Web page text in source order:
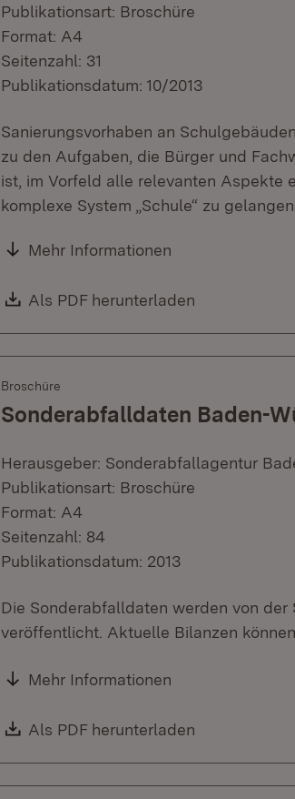
Publikationsart: Broschüre
Format: A4
Seitenzahl: 31
Publikationsdatum: 10/2013
Sanierungsvorhaben an
zu den Aufgaben, die Bürger und
ist, im Vorfeld alle relevanten Aspekte
komplexe System „Schule“ zu gelangen.
Mehr Informationen
Download:
Als PDF herunterladen
Broschüre
Sonderabfalldaten Baden-
Herausgeber: Sonderabfallagentur
Publikationsart: Broschüre
Format: A4
Seitenzahl: 84
Publikationsdatum: 2013
Die Sonderabfalldaten werden von
veröffentlicht. Aktuelle Bilanzen
Mehr Informationen
Download:
Als PDF herunterladen